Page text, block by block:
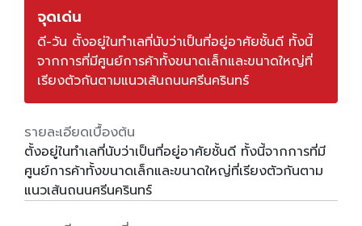
จุดเด่น
ดี-วัน ตั้งอยู่ในทำเลที่นับว่าเป็นที่อยู่อาศัยชั้นดี ทั้งนี้
จากการที่มีศูนย์การค้าทั้งขนาดเล็กและขนาดใหญ่ที่
เรียงตัวกันตามแนวเส้นถนนศรีนครินทร์
รายละเอียดเบื้องต้น
ตั้งอยู่ในทำเลที่นับว่าเป็นที่อยู่อาศัยชั้นดี ทั้งนี้จากการที่มี
ศูนย์การค้าทั้งขนาดเล็กและขนาดใหญ่ที่เรียงตัวกันตาม
แนวเส้นถนนศรีนครินทร์